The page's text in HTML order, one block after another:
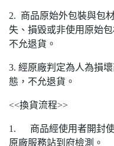
2. 商品原始外包裝與包
失、損毀或非使用原始
不允退貨。
3. 經原廠判定為人為損
態，不允退貨。
<<換貨流程>>
1. 商品經使用者開封使
原廠服務站到府檢測。